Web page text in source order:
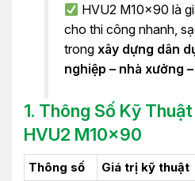
HVU2 M10x90 là
cho thi công nhanh,
trongxây dựng dân
nghiệp – nhà xưởng –
1. Thông Số Kỹ
HVU2 M10x90
Thông số
Giá trị kỹ thuật